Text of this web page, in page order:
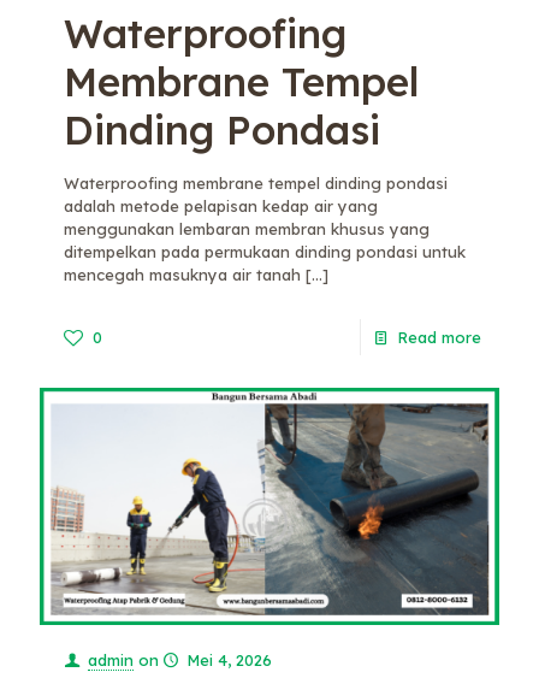
Waterproofing
Membrane Tempel
Dinding Pondasi
Waterproofing membrane tempel dinding pondasi
adalah metode pelapisan kedap air yang
menggunakan lembaran membran khusus yang
ditempelkan pada permukaan dinding pondasi untuk
mencegah masuknya air tanah […]
0 Read more
admin on Mei 4, 2026